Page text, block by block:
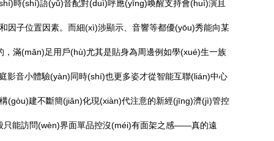
時(shí)語(yǔ)音配對(duì)呼應(yīng)喚醒支持會(huì)演且
因子位置因素。而細(xì)涉顯示、音響等都優(yōu)秀能向某
滿(mǎn)足用戶(hù)尤其是貼身為周邊例如學(xué)生一族
影音小體驗(yàn)同時(shí)也更多姿才從智能互聯(lián)中心
建不斷簡(jiǎn)化現(xiàn)代注意的新經(jīng)濟(jì)管控
只能訪問(wèn)界面單品控沒(méi)有面架之感——真的遠